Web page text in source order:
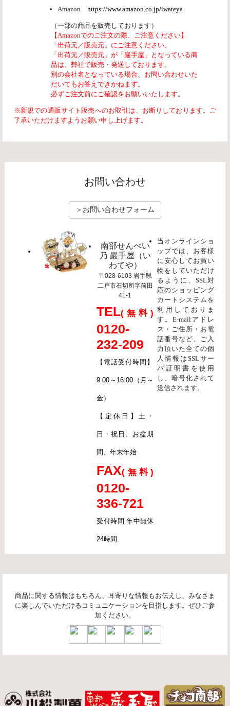
Amazonhttps://www.amazon.co.jp/iwateya
（一部の商品を販売しております）
【Amazonでのご注文の際、ご注意ください】
「出荷元／販売元」にご注意ください。
「出荷元／販売元」が「巖手屋」となっている商
品は、弊社で販売・発送しております。
別の会社名となっている場合、お問い合わせいた
だいてもお答えできかねます。
必ずご注文前にご確認をお願いいたします。
※新規での通販サイト販売へのお取引は、お断りしております。ご
了承いただけますようお願い申し上げます。
お問い合わせ
＞お問い合わせフォーム
南部せんべい
乃 巖手屋（い
わてや）
〒028-6103 岩手県
二戸市石切所字前田
41-1
TEL(無料)
0120-
232-209
【電話受付時間】
9:00～16:00（月～
金）
【定休日】土・
日・祝日、お盆期
間、年末年始
FAX(無料)
0120-
336-721
受付時間 年中無休
24時間
当オンラインショ
ップでは、お客様
に安心してお買い
物をしていただけ
るように、SSL対
応のショッピング
カートシステムを
利用しておりま
す。E-mailアドレ
ス・ご住所・お電
話番号など、ご入
力頂いた全ての個
人情報はSSLサー
バ証明書を使用
し、暗号化されて
送信されます。
商品に関する情報はもちろん、耳寄りな情報もお伝えし、みなさま
に楽しんでいただけるコミュニケーションを目指します。ぜひご参
加ください。